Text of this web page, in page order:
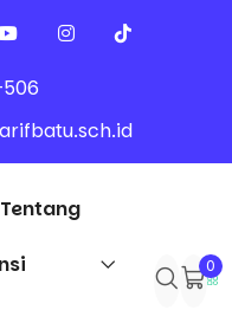
Tentang
0